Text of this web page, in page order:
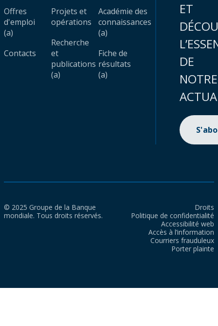
Offres
d'emploi
(a)
Contacts
Projets et
opérations
Recherche
et
publications
(a)
Académie des
connaissances
(a)
Fiche de
résultats
(a)
ET
DE
NOTRE
© 2025 Groupe de la Banque
mondiale. Tous droits réservés.
Droits
Politique de confidentialité
Accessibilité web
Accès à l’information
Courriers frauduleux
Porter plainte